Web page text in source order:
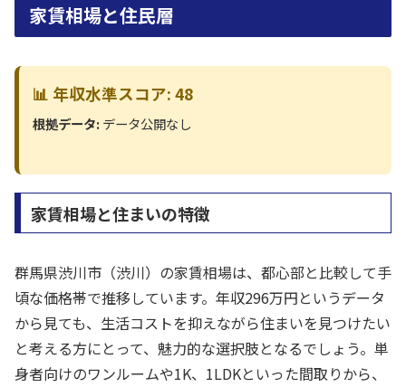
家賃相場と住民層
📊 年収水準スコア: 48
根拠データ:データ公開なし
家賃相場と住まいの特徴
群馬県渋川市（渋川）の家賃相場は、都心部と比較して手
頃な価格帯で推移しています。年収296万円というデータ
から見ても、生活コストを抑えながら住まいを見つけたい
と考える方にとって、魅力的な選択肢となるでしょう。単
身者向けのワンルームや1K、1LDKといった間取りから、